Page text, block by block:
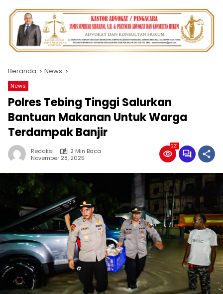
Beranda News
News
Polres Tebing Tinggi Salurkan
Bantuan Makanan Untuk Warga
Terdampak Banjir
Redaksi
2 Min Baca
November 28, 2025
221